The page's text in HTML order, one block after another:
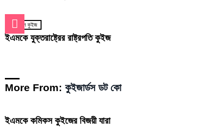
কুইজার্ডস কুইজ
ইএমকে যুক্তরাষ্ট্রের রাষ্ট্রপতি কুইজ
More From: কুইজার্ডস ডট কো
ইএমকে কমিকস কুইজের বিজয়ী যারা